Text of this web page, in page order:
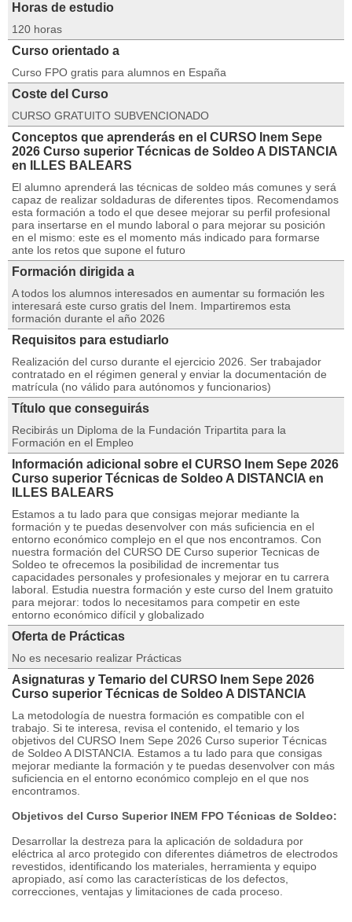
Horas de estudio
120 horas
Curso orientado a
Curso FPO gratis para alumnos en España
Coste del Curso
CURSO GRATUITO SUBVENCIONADO
Conceptos que aprenderás en el CURSO Inem Sepe
2026 Curso superior Técnicas de Soldeo A DISTANCIA
en ILLES BALEARS
El alumno aprenderá las técnicas de soldeo más comunes y será
capaz de realizar soldaduras de diferentes tipos. Recomendamos
esta formación a todo el que desee mejorar su perfil profesional
para insertarse en el mundo laboral o para mejorar su posición
en el mismo: este es el momento más indicado para formarse
ante los retos que supone el futuro
Formación dirigida a
A todos los alumnos interesados en aumentar su formación les
interesará este curso gratis del Inem. Impartiremos esta
formación durante el año 2026
Requisitos para estudiarlo
Realización del curso durante el ejercicio 2026. Ser trabajador
contratado en el régimen general y enviar la documentación de
matrícula (no válido para autónomos y funcionarios)
Título que conseguirás
Recibirás un Diploma de la Fundación Tripartita para la
Formación en el Empleo
Información adicional sobre el CURSO Inem Sepe 2026
Curso superior Técnicas de Soldeo A DISTANCIA en
ILLES BALEARS
Estamos a tu lado para que consigas mejorar mediante la
formación y te puedas desenvolver con más suficiencia en el
entorno económico complejo en el que nos encontramos. Con
nuestra formación del CURSO DE Curso superior Tecnicas de
Soldeo te ofrecemos la posibilidad de incrementar tus
capacidades personales y profesionales y mejorar en tu carrera
laboral. Estudia nuestra formación y este curso del Inem gratuito
para mejorar: todos lo necesitamos para competir en este
entorno económico difícil y globalizado
Oferta de Prácticas
No es necesario realizar Prácticas
Asignaturas y Temario del CURSO Inem Sepe 2026
Curso superior Técnicas de Soldeo A DISTANCIA
La metodología de nuestra formación es compatible con el
trabajo. Si te interesa, revisa el contenido, el temario y los
objetivos del CURSO Inem Sepe 2026 Curso superior Técnicas
de Soldeo A DISTANCIA. Estamos a tu lado para que consigas
mejorar mediante la formación y te puedas desenvolver con más
suficiencia en el entorno económico complejo en el que nos
encontramos.
Objetivos del Curso Superior INEM FPO Técnicas de Soldeo:
Desarrollar la destreza para la aplicación de soldadura por
eléctrica al arco protegido con diferentes diámetros de electrodos
revestidos, identificando los materiales, herramienta y equipo
apropiado, así como las características de los defectos,
correcciones, ventajas y limitaciones de cada proceso.